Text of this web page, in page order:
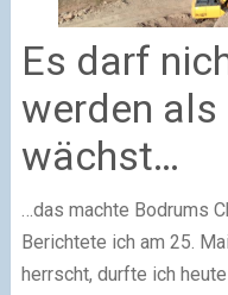
Es darf
werden als
wächst…
…das machte Bodrums
Berichtete ich am 25.
herrscht, durfte ich